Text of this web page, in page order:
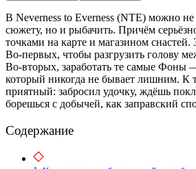
В Neverness to Everness (NTE) можно не
сюжету, но и рыбачить. Причём
точками на карте и магазином снастей.
Во‑первых, чтобы разгрузить голову
Во‑вторых, заработать те самые Фоны
который никогда не бывает лишним. К
приятный: забросил удочку, ждёшь
борешься с добычей, как заправский
Содержание